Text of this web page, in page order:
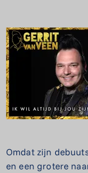
Omdat zijn
en een grotere